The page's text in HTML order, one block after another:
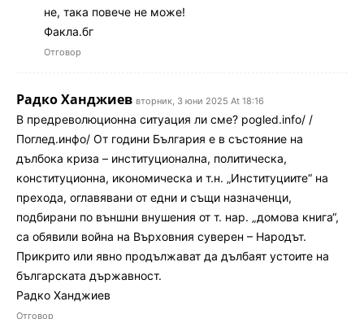
не, така повече не може!
Факла.бг
Отговор
Радко Ханджиев вторник, 3 юни 2025 At 18:16
В предреволюционна ситуация ли сме? pogled.info/ /
Поглед.инфо/ От години България е в състояние на
дълбока криза – институционална, политическа,
конституционна, икономическа и т.н. „Институциите“ на
прехода, оглавявани от едни и същи назначенци,
подбирани по външни внушения от т. нар. „домова книга“,
са обявили война на Върховния суверен – Народът.
Прикрито или явно продължават да дълбаят устоите на
българската държавност.
Радко Ханджиев
Отговор